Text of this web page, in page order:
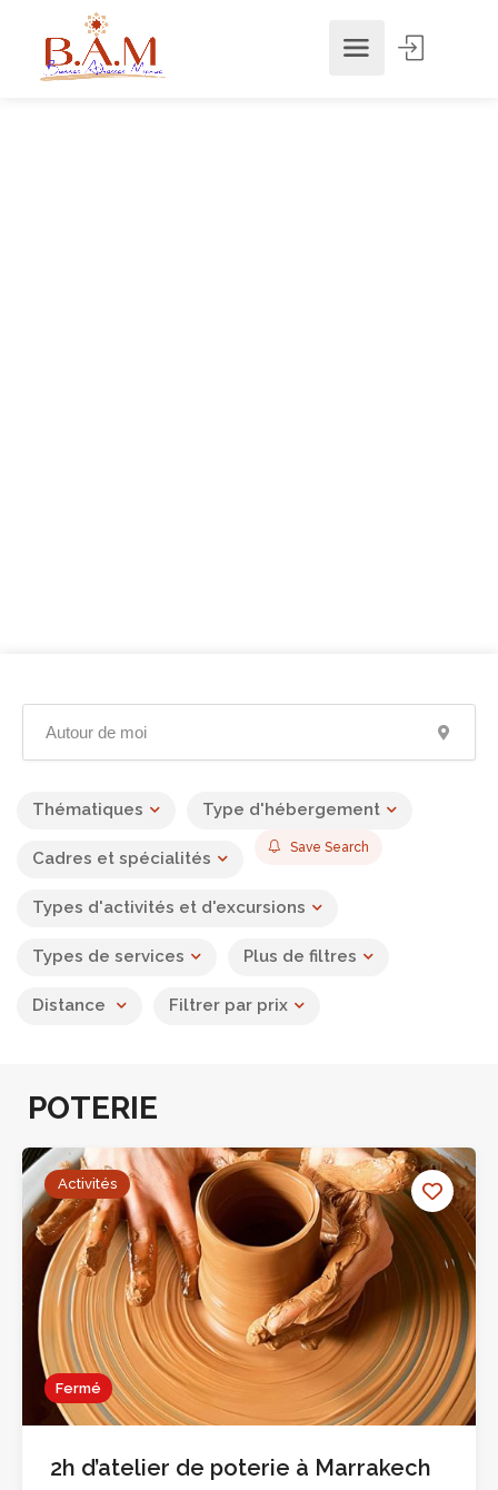
Thématiques Type d'hébergement
Cadres et spécialités
Types d'activités et d'excursions
Types de services Plus de filtres
Distance Filtrer par prix
Save Search
POTERIE
Fermé
Activités
2h d’atelier de poterie à Marrakech